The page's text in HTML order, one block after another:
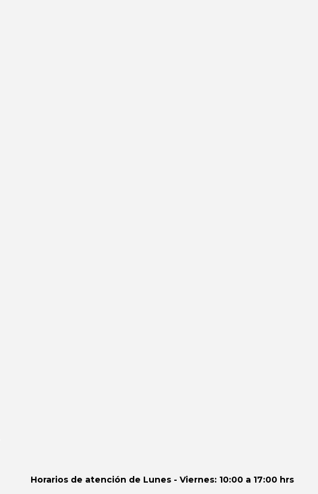
Horarios de atención de Lunes - Viernes: 10:00 a 17:00 hrs